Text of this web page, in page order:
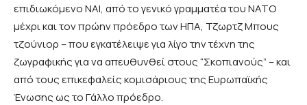
επιδιωκόμενο ΝΑΙ, από το γενικό γραμματέα του ΝΑΤΟ
μέχρι και τον πρώην πρόεδρο των ΗΠΑ, Τζωρτζ Μπους
τζούνιορ – που εγκατέλειψε για λίγο την τέχνη της
ζωγραφικής για να απευθυνθεί στους “Σκοπιανούς” – και
από τους επικεφαλείς κομισάριους της Ευρωπαϊκής
Ένωσης ως το Γάλλο πρόεδρο.